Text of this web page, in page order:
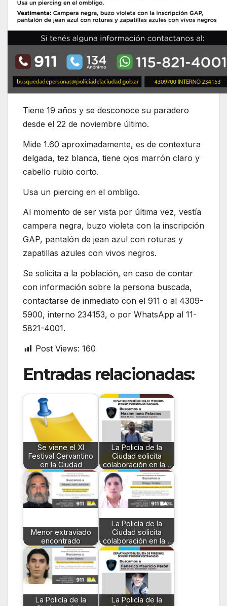
Tiene 19 años y se desconoce su paradero
desde el 22 de noviembre último.
Mide 1.60 aproximadamente, es de contextura
delgada, tez blanca, tiene ojos marrón claro y
cabello rubio corto.
Usa un piercing en el ombligo.
Al momento de ser vista por última vez, vestía
campera negra, buzo violeta con la inscripción
GAP, pantalón de jean azul con roturas y
zapatillas azules con vivos negros.
Se solicita a la población, en caso de contar
con información sobre la persona buscada,
contactarse de inmediato con el 911 o al 4309-
5900, interno 234153, o por WhatsApp al 11-
5821-4001.
Post Views: 160
Entradas relacionadas:
Se viene el XI
Festival Cervantino
en la Ciudad
La Policía de la
Ciudad solicita
colaboración en la…
Menor extraviado
encontrado
La Policía de la
Ciudad solicita
colaboración en la…
La Policía de la
La Policía de la